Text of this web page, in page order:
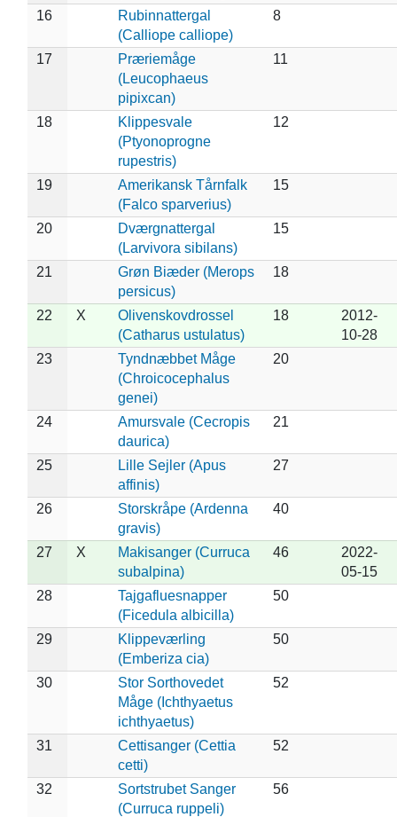
16
Rubinnattergal
(Calliope calliope)
8
17
Præriemåge
(Leucophaeus
pipixcan)
11
18
Klippesvale
(Ptyonoprogne
rupestris)
12
19
Amerikansk Tårnfalk
(Falco sparverius)
15
20
Dværgnattergal
(Larvivora sibilans)
15
21
Grøn Biæder (Merops
persicus)
18
22 X
Olivenskovdrossel
(Catharus ustulatus)
18
2012-
10-28
23
Tyndnæbbet Måge
(Chroicocephalus
genei)
20
24
Amursvale (Cecropis
daurica)
21
25
Lille Sejler (Apus
affinis)
27
26
Storskråpe (Ardenna
gravis)
40
27 X
Makisanger (Curruca
subalpina)
46
2022-
05-15
28
Tajgafluesnapper
(Ficedula albicilla)
50
29
Klippeværling
(Emberiza cia)
50
30
Stor Sorthovedet
Måge (Ichthyaetus
ichthyaetus)
52
31
Cettisanger (Cettia
cetti)
52
32
Sortstrubet Sanger
(Curruca ruppeli)
56